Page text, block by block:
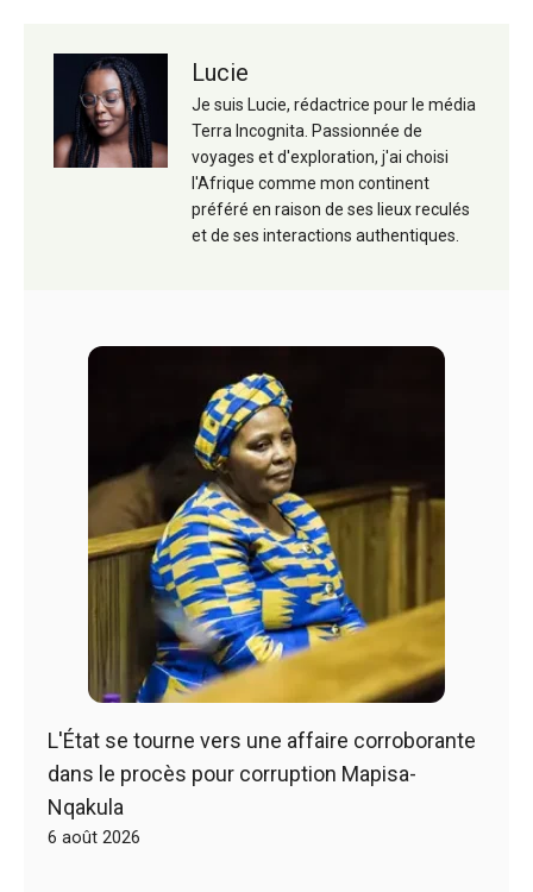
Lucie
Je suis Lucie, rédactrice pour le média
Terra Incognita. Passionnée de
voyages et d'exploration, j'ai choisi
l'Afrique comme mon continent
préféré en raison de ses lieux reculés
et de ses interactions authentiques.
L'État se tourne vers une affaire corroborante
dans le procès pour corruption Mapisa-
Nqakula
6 août 2026